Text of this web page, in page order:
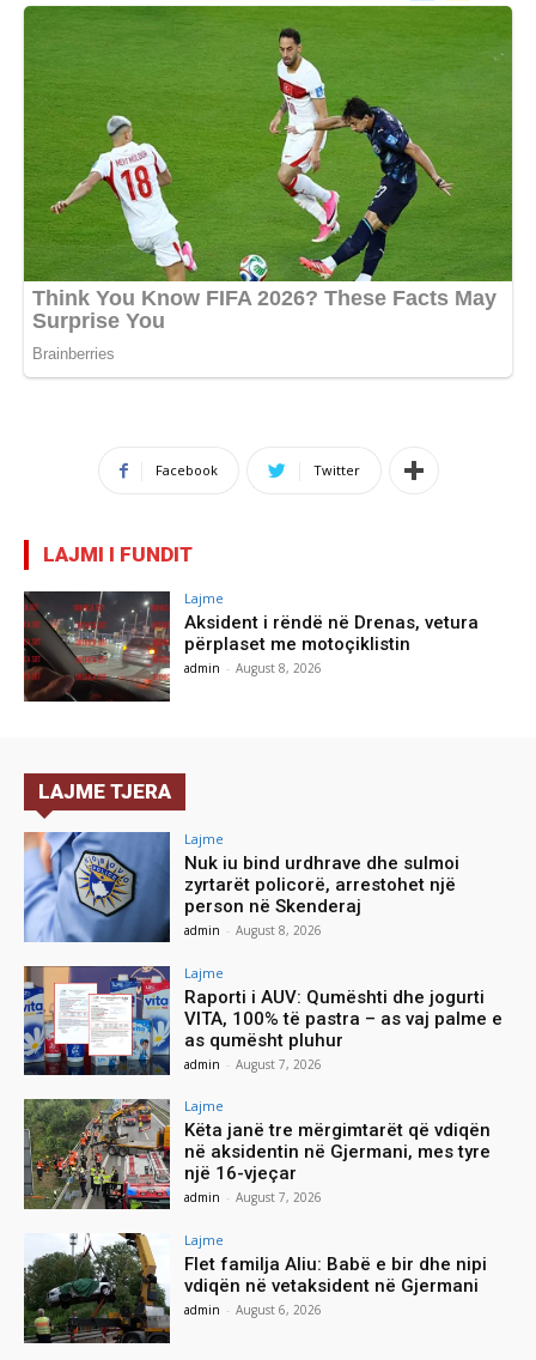
Facebook Twitter
LAJMI I FUNDIT
Lajme
Aksident i rëndë në Drenas, vetura
përplaset me motoçiklistin
admin - August 8, 2026
LAJME TJERA
Lajme
Nuk iu bind urdhrave dhe sulmoi
zyrtarët policorë, arrestohet një
person në Skenderaj
admin - August 8, 2026
Lajme
Raporti i AUV: Qumështi dhe jogurti
VITA, 100% të pastra – as vaj palme e
as qumësht pluhur
admin - August 7, 2026
Lajme
Këta janë tre mërgimtarët që vdiqën
në aksidentin në Gjermani, mes tyre
një 16-vjeçar
admin - August 7, 2026
Lajme
Flet familja Aliu: Babë e bir dhe nipi
vdiqën në vetaksident në Gjermani
admin - August 6, 2026